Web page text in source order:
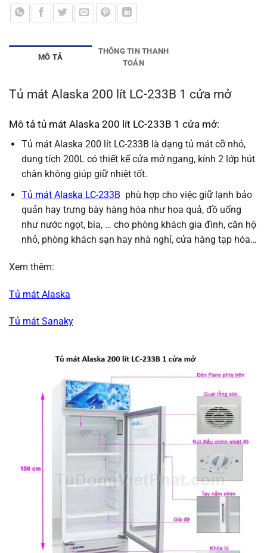
MÔ TẢ
THÔNG TIN THANH
TOÁN
Tủ mát Alaska 200 lít LC-233B 1 cửa mở
Mô tả tủ mát Alaska 200 lít LC-233B 1 cửa mở:
Tủ mát Alaska 200 lít LC-233B là dạng tủ mát cỡ nhỏ,
dung tích 200L có thiết kế cửa mở ngang, kính 2 lớp hút
chân không giúp giữ nhiệt tốt.
Tủ mát Alaska LC-233B phù hợp cho việc giữ lạnh bảo
quản hay trưng bày hàng hóa như hoa quả, đồ uống
như nước ngọt, bia, … cho phòng khách gia đình, căn hộ
nhỏ, phòng khách sạn hay nhà nghỉ, cửa hàng tạp hóa…
Xem thêm:
Tủ mát Alaska
Tủ mát Sanaky